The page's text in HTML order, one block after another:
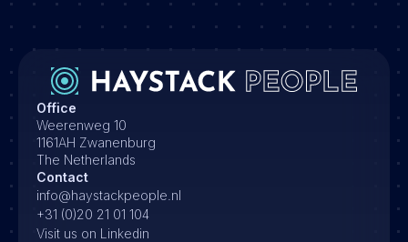
Office
Weerenweg 10
1161AH Zwanenburg
The Netherlands
Contact
info@haystackpeople.nl
+31 (0)20 21 01 104
Visit us on Linkedin